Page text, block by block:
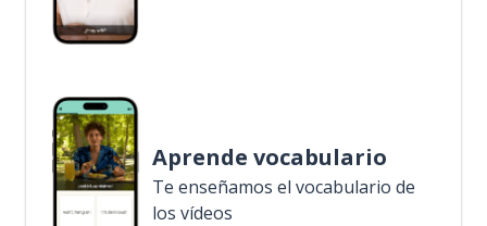
Aprende vocabulario
Te enseñamos el vocabulario de
los vídeos